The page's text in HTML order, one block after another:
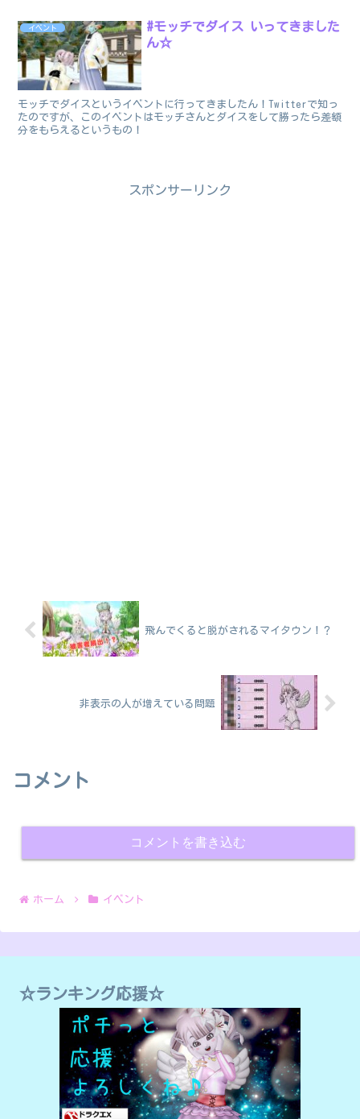
イベント
#モッチでダイス いってきました
ん☆
モッチでダイスというイベントに行ってきましたん！Twitterで知っ
たのですが、このイベントはモッチさんとダイスをして勝ったら差額
分をもらえるというもの！
スポンサーリンク
飛んでくると脱がされるマイタウン！？
非表示の人が増えている問題
コメント
コメントを書き込む
ホーム イベント
☆ランキング応援☆